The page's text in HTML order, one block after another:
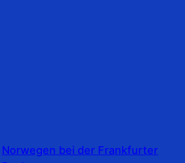
Norwegen bei der Frankfurter